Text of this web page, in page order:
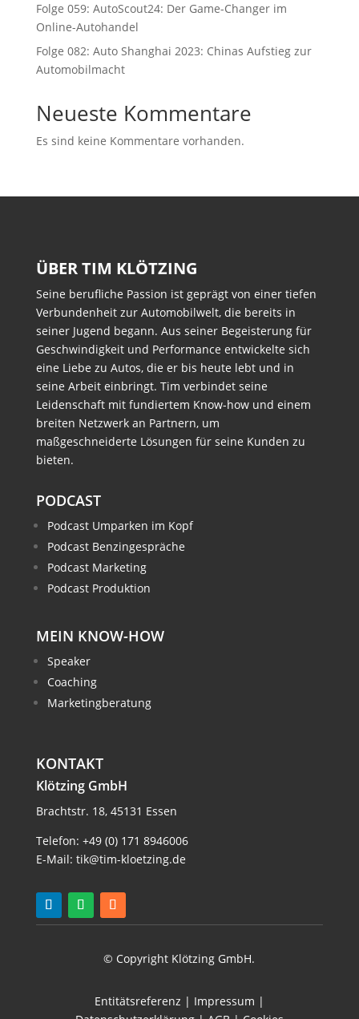
Folge 059: AutoScout24: Der Game-Changer im
Online-Autohandel
Folge 082: Auto Shanghai 2023: Chinas Aufstieg zur
Automobilmacht
Neueste Kommentare
Es sind keine Kommentare vorhanden.
ÜBER TIM KLÖTZING
Seine berufliche Passion ist geprägt von einer tiefen
Verbundenheit zur Automobilwelt, die bereits in
seiner Jugend begann. Aus seiner Begeisterung für
Geschwindigkeit und Performance entwickelte sich
eine Liebe zu Autos, die er bis heute lebt und in
seine Arbeit einbringt. Tim verbindet seine
Leidenschaft mit fundiertem Know-how und einem
breiten Netzwerk an Partnern, um
maßgeschneiderte Lösungen für seine Kunden zu
bieten.
PODCAST
Podcast Umparken im Kopf
Podcast Benzingespräche
Podcast Marketing
Podcast Produktion
MEIN KNOW-HOW
Speaker
Coaching
Marketingberatung
KONTAKT
Klötzing GmbH
Brachtstr. 18, 45131 Essen
Telefon: +49 (0) 171 8946006
E-Mail: tik@tim-kloetzing.de
© Copyright Klötzing GmbH.
Entitätsreferenz | Impressum |